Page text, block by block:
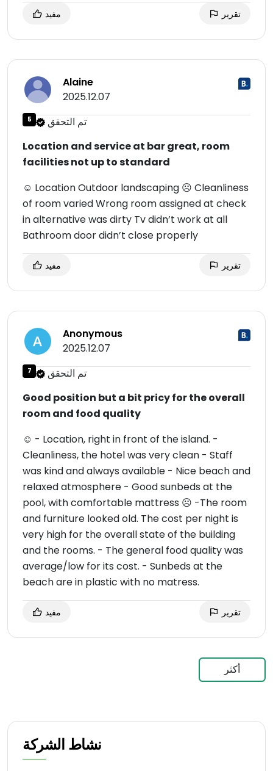
مفيد تقرير
Alaine
2025.12.07
5
تم التحقق
Location and service at bar great, room
facilities not up to standard
☺ Location Outdoor landscaping ☹ Cleanliness
of room varied Wrong room assigned at check
in alternative was dirty Tv didn’t work at all
Bathroom door didn’t close properly
مفيد تقرير
Anonymous
2025.12.07
7
تم التحقق
Good position but a bit pricy for the overall
room and food quality
☺ - Location, right in front of the island. -
Cleanliness, the hotel was very clean - Staff
was kind and always available - Nice beach and
relaxed atmosphere - Good sunbeds at the
pool, with comfortable mattress ☹ -The room
and furniture looked old. The cost per night is
very high for the overall state of the building
and the rooms. - The general food quality was
average/low for its cost. - Sunbeds at the
beach are in plastic with no matress.
مفيد تقرير
أكثر
نشاط الشركة